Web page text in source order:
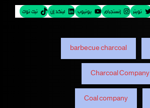
تويتر إنستجرام يوتيوب لينكد إن تيك توك
barbecue charcoal
Charcoal Company
Coal company